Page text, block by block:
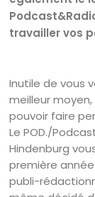
travailler vos
Inutile de vous
meilleur moyen,
pouvoir faire
Le POD./
Hindenburg
première
publi-